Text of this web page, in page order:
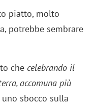
piatto, molto
potrebbe sembrare
che celebrando il
accomuna più
sbocco sulla